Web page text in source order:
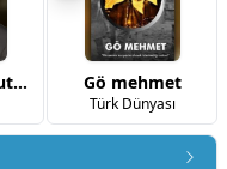
Ben onları unutmadım Gö mehmet
Türk Dünyası